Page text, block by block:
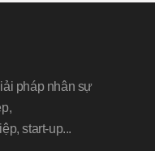
pháp nhân sự
start-up...